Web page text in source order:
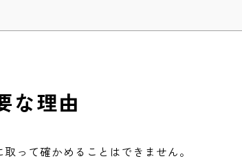
な理由
って確かめることはできません。